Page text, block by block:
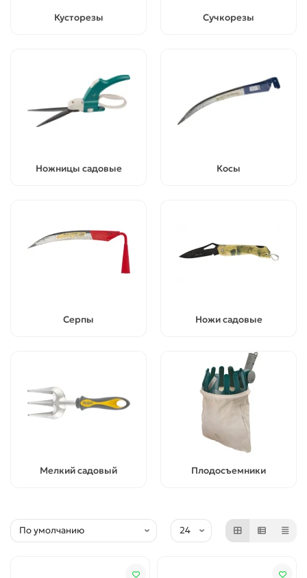
Кусторезы Сучкорезы
Ножницы садовые Косы
Серпы Ножи садовые
Мелкий садовый Плодосъемники